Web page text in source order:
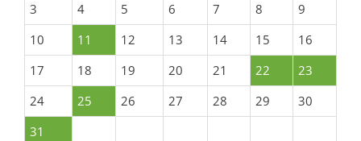
3
4 5 6 7 8
9
10
11 12 13 14 15
16
17
18 19 20 21 22
23
24
25 26 27 28 29
30
31